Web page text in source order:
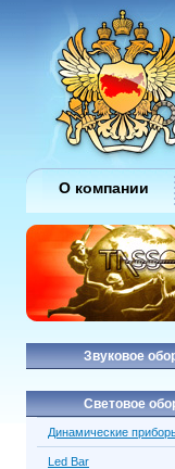
Звуковое
Световое
Динамические
Led Bar
О компании